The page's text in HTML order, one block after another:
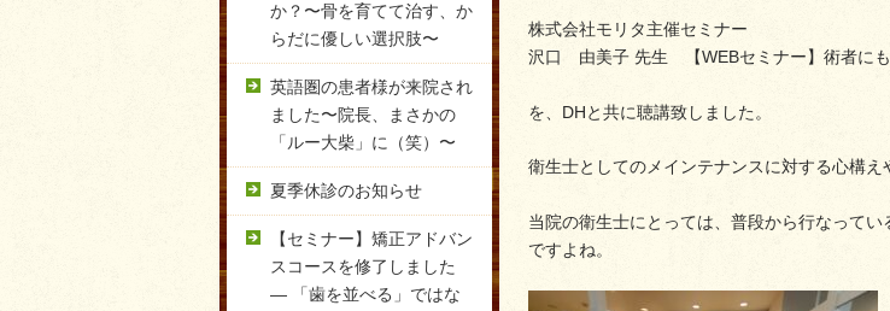
株式会社モリタ主催セミナー
沢口 由美子 先生 【WEBセミナー】術者に
を、DHと共に聴講致しました。
衛生士としてのメインテナンスに対する心構え
当院の衛生士にとっては、普段から行なって
ですよね。
か？〜骨を育てて治す、か
らだに優しい選択肢〜
英語圏の患者様が来院され
ました〜院長、まさかの
「ルー大柴」に（笑）〜
夏季休診のお知らせ
【セミナー】矯正アドバン
スコースを修了しました
― 「歯を並べる」ではな